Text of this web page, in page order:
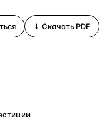
Россия · 2
⤓ Скачать PDF